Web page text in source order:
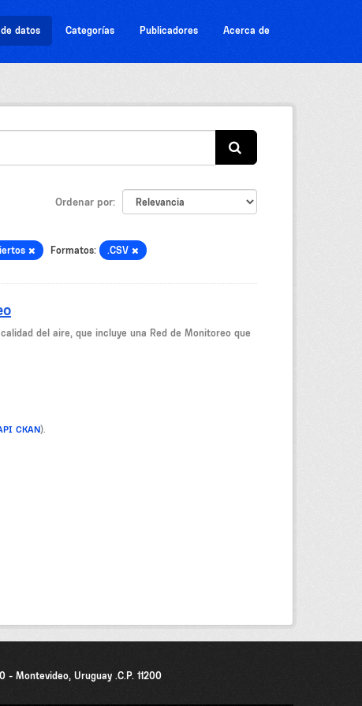
datos Categorías Publicadores Acerca de
Ordenar por
Formatos: .CSV
del aire, que incluye una Red de Monitoreo que
CKAN).
- Montevideo, Uruguay .C.P. 11200